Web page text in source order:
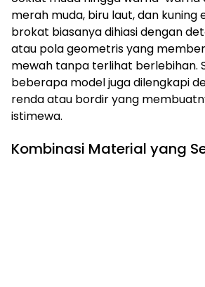
merah muda, biru laut, dan kuning
brokat biasanya dihiasi dengan
atau pola geometris yang
mewah tanpa terlihat berlebihan.
beberapa model juga dilengkapi
renda atau bordir yang
istimewa.
Kombinasi Material yang